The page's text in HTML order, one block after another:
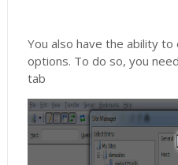
You also have the ability
options. To do so, you
tab